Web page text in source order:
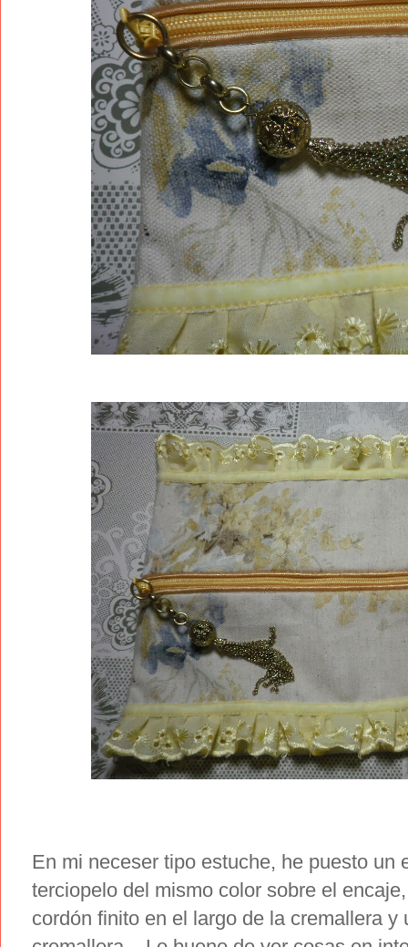
En mi neceser tipo estuche, he puesto un
terciopelo del mismo color sobre el
cordón finito en el largo de la cremallera y